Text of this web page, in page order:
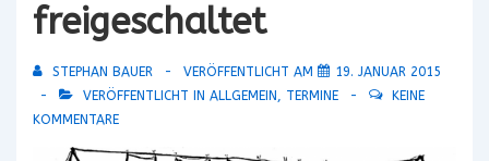
freigeschaltet
STEPHAN BAUER VERÖFFENTLICHT AM
19. JANUAR 2015
VERÖFFENTLICHT IN ALLGEMEIN , TERMINE
KEINE
KOMMENTARE